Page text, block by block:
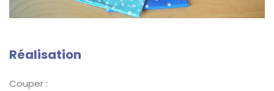
Réalisation
Couper :